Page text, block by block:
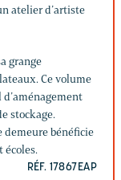
atelier d’artiste
grange
Ce volume
stockage.
demeure bénéficie
écoles.
RÉF. 17867EAP